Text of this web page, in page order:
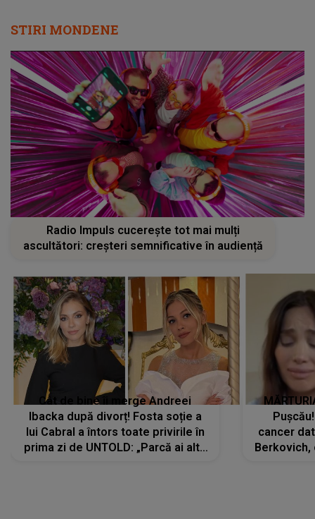
STIRI MONDENE
Radio Impuls cucerește tot mai mulți
ascultători: creșteri semnificative în audiență
Cât de bine îi merge Andreei
Ibacka după divorț! Fosta soție a
lui Cabral a întors toate privirile în
prima zi de UNTOLD: „Parcă ai altă
cancer
Berkovich,